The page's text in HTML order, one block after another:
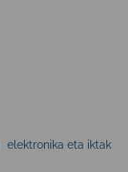
elektronika eta iktak